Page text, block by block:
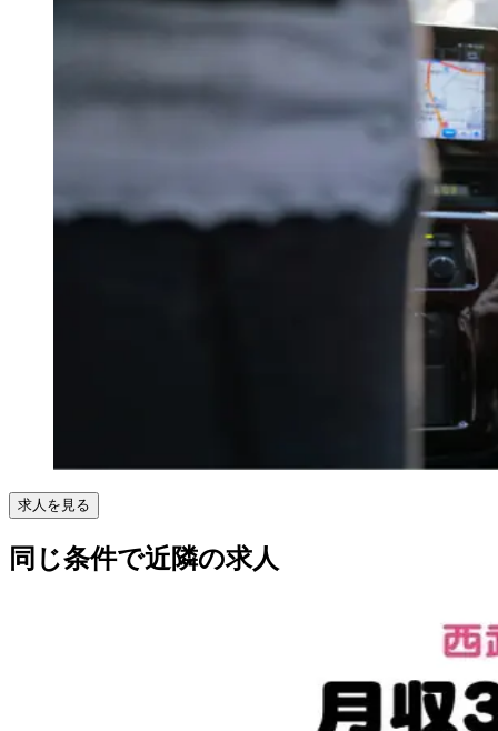
求人を見る
同じ条件で近隣の求人